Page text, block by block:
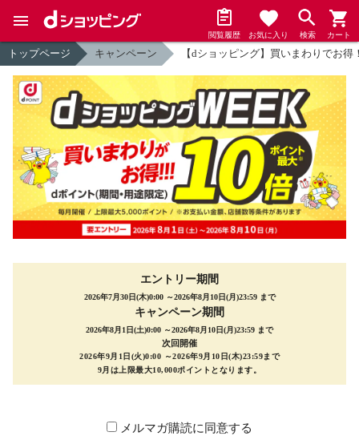
閲覧履歴 お気に入り 検索 カート
トップページ キャンペーン 【dショッピング】買いまわりでお
エントリー期間
2026年7月30日(木)0:00 ～2026年8月10日(月)23:59 まで
キャンペーン期間
2026年8月1日(土)0:00 ～2026年8月10日(月)23:59 まで
次回開催
2026年9月1日(火)0:00 ～2026年9月10日(木)23:59まで
9月は上限最大10,000ポイントとなります。
メルマガ購読に同意する